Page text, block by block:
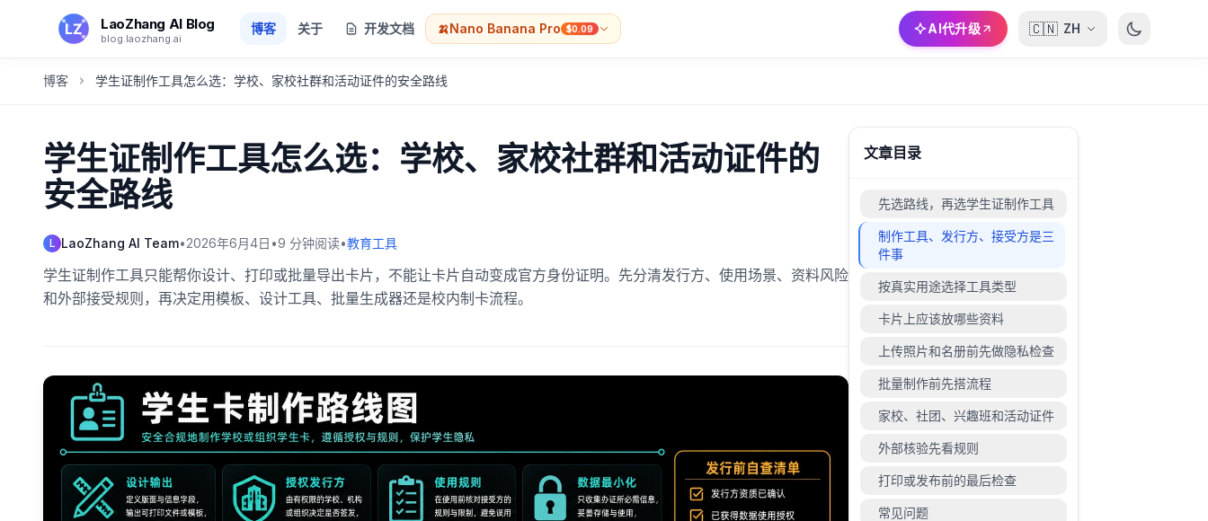
跳转到主要内容
LaoZhang AI Blog
blog.laozhang.ai
博客 关于 开发文档 🍌Nano Banana Pro $0.09 AI代升级 🇨🇳 ZH
博客 学生证制作工具怎么选：学校、家校社群和活动证件的安全路线
学生证制作工具怎么选：学校、家校社群和活动证件的
安全路线
L LaoZhang AI Team•2026年6月4日 •9 分钟阅读•教育工具
学生证制作工具只能帮你设计、打印或批量导出卡片，不能让卡片自动变成官方身份证明。先分清发行方、使用场景、资料风险
和外部接受规则，再决定用模板、设计工具、批量生成器还是校内制卡流程。
文章目录
先选路线，再选学生证制作工具
制作工具、发行方、接受方是三
件事
按真实用途选择工具类型
卡片上应该放哪些资料
上传照片和名册前先做隐私检查
批量制作前先搭流程
家校、社团、兴趣班和活动证件
外部核验先看规则
打印或发布前的最后检查
常见问题